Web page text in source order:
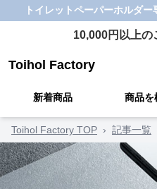
トイレットペーパーホルダー
10,000円以上の
Toihol Factory
新着商品 商品を
Toihol Factory TOP › 記事一覧